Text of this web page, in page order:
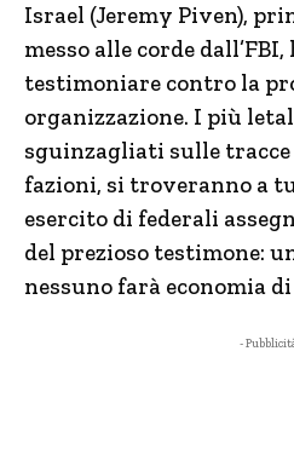
Israel (Jeremy Piven),
messo alle corde dall’FBI,
testimoniare contro la
organizzazione. I più
sguinzagliati sulle tracce
fazioni, si troveranno a
esercito di federali
del prezioso testimone:
nessuno farà economia
-